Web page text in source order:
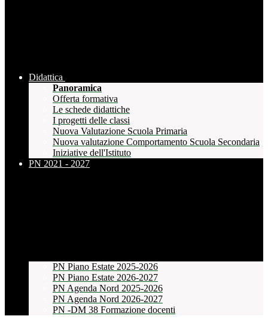
Didattica
Panoramica
Offerta formativa
Le schede didattiche
I progetti delle classi
Nuova Valutazione Scuola Primaria
Nuova valutazione Comportamento Scuola Secondaria
Iniziative dell'Istituto
PN 2021 - 2027
PN Piano Estate 2025-2026
PN Piano Estate 2026-2027
PN Agenda Nord 2025-2026
PN Agenda Nord 2026-2027
PN -DM 38 Formazione docenti